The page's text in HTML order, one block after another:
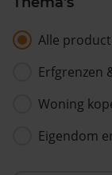
Alle
Erfgrenzen
Woning
Eigendom